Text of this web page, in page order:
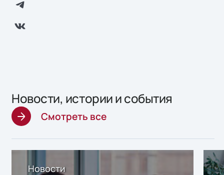
Новости, истории и события
Смотреть все
Новости